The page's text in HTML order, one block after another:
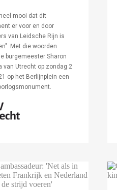
mooi dat dit
er voor en door
van Leidsche Rijn is
Met die woorden
burgemeester Sharon
van Utrecht op zondag 2
op het Berlijnplein een